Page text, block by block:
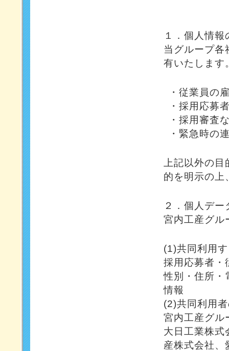
１．個人情報
当グループ各
有いたします
・従業員の
・採用応募
・採用審査
・緊急時の
上記以外の
的を明示の上
２．個人デ
宮内工産グル
(1)共同利用
採用応募者・
性別・住所・
情報
(2)共同利用
宮内工産グル
大日工業株式
産株式会社、